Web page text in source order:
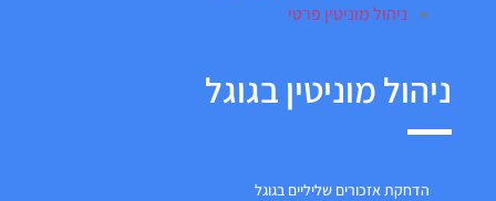
ניהול מוניטין פרטי
ניהול מוניטין בגוגל
הדחקת אזכורים שליליים בגוגל